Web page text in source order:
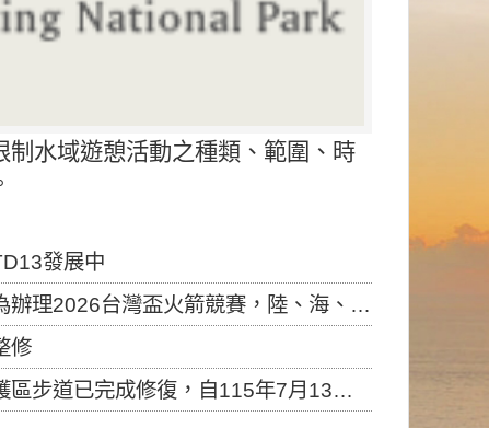
水域遊憩活動之種類、範圍、時
發展中
盃火箭競賽，陸、海、空域警戒及協調相關事宜，因颱風備案事宜
修
，自115年7月13日（星期一）起恢復開放入園，歡迎民眾依規定申請入園....